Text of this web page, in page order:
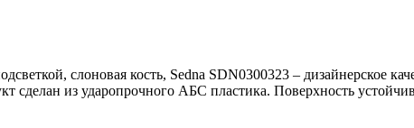
слоновая кость, Sedna SDN0300323 – дизайнерское
сделан из ударопрочного АБС пластика. Поверхность